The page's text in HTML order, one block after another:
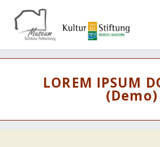
LOREM IPSUM
(Demo)